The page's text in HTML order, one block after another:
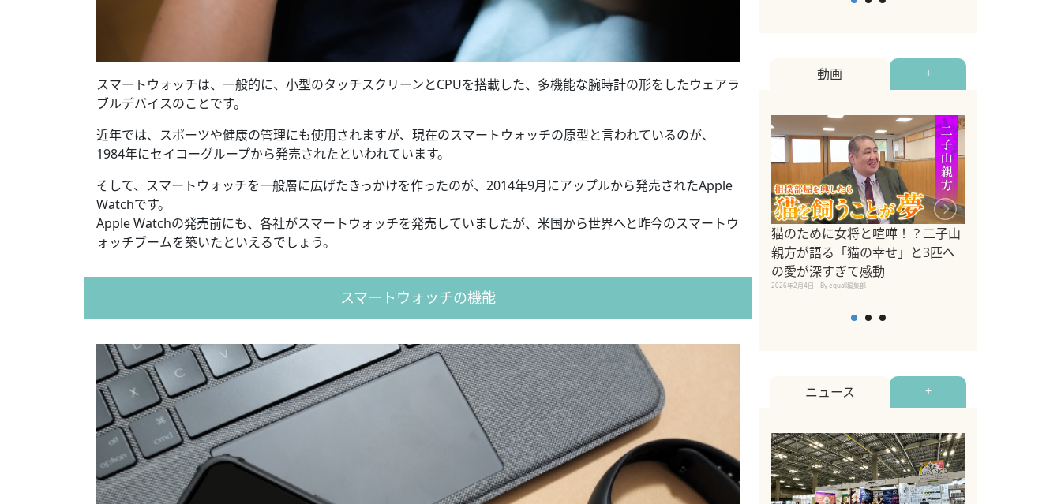
スマートウォッチは、一般的に、小型のタッチスクリーンとCPUを搭載した、多機能な腕時計の形をしたウェアラ
ブルデバイスのことです。
近年では、スポーツや健康の管理にも使用されますが、現在のスマートウォッチの原型と言われているのが、
1984年にセイコーグループから発売されたといわれています。
そして、スマートウォッチを一般層に広げたきっかけを作ったのが、2014年9月にアップルから発売されたApple
Watchです。
Apple Watchの発売前にも、各社がスマートウォッチを発売していましたが、米国から世界へと昨今のスマートウ
ォッチブームを築いたといえるでしょう。
スマートウォッチの機能
動画 +
猫のために女将と喧嘩！？二子山
親方が語る「猫の幸せ」と3匹へ
の愛が深すぎて感動
2026年2月4日 By equall編集部
ニュース +